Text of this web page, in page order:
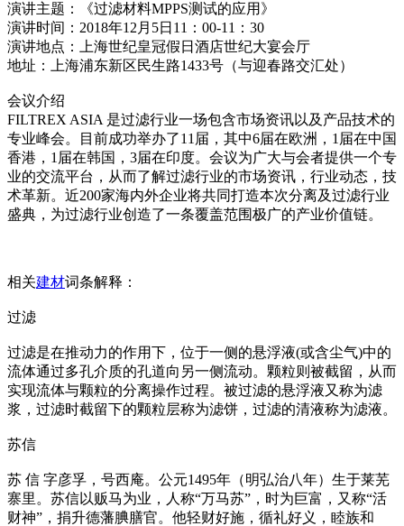
演讲主题：《过滤材料MPPS测试的应用》
演讲时间：2018年12月5日11：00-11：30
演讲地点：上海世纪皇冠假日酒店世纪大宴会厅
地址：上海浦东新区民生路1433号（与迎春路交汇处）
会议介绍
FILTREX ASIA 是过滤行业一场包含市场资讯以及产品技术的
专业峰会。目前成功举办了11届，其中6届在欧洲，1届在中国
香港，1届在韩国，3届在印度。会议为广大与会者提供一个专
业的交流平台，从而了解过滤行业的市场资讯，行业动态，技
术革新。近200家海内外企业将共同打造本次分离及过滤行业
盛典，为过滤行业创造了一条覆盖范围极广的产业价值链。
相关建材词条解释：
过滤
过滤是在推动力的作用下，位于一侧的悬浮液(或含尘气)中的
流体通过多孔介质的孔道向另一侧流动。颗粒则被截留，从而
实现流体与颗粒的分离操作过程。被过滤的悬浮液又称为滤
浆，过滤时截留下的颗粒层称为滤饼，过滤的清液称为滤液。
苏信
苏 信 字彦孚，号西庵。公元1495年（明弘治八年）生于莱芜
寨里。苏信以贩马为业，人称“万马苏”，时为巨富，又称“活
财神”，捐升德藩腆膳官。他轻财好施，循礼好义，睦族和